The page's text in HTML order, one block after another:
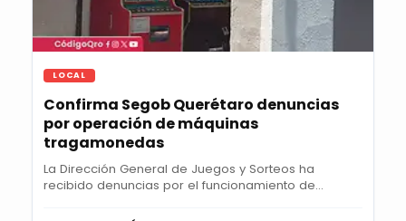
LOCAL
Confirma Segob Querétaro denuncias
por operación de máquinas
tragamonedas
La Dirección General de Juegos y Sorteos ha
recibido denuncias por el funcionamiento de